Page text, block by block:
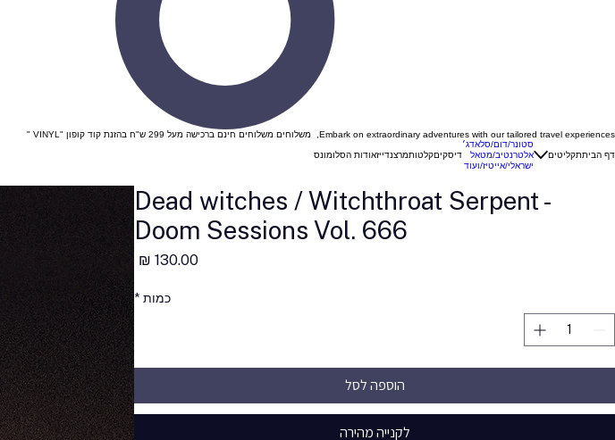
Embark on extraordinary adventures with our tailored travel experiences, משלוחים משלוחים חינם ברכישה מעל 299 ש"ח בהזנת קוד קופון "VINYL "
דף הביתתקליטים
סטונר/דום/סלאדג׳
אלטרנטיב/מטאל
ישראלי/אייטיז/ועוד
דיסקיםקלטותמרצנדייזאודות הסלומונס
Dead witches / Witchthroat Serpent -
Doom Sessions Vol. 666
מחיר
כמות *
הוספה לסל
לקנייה מהירה